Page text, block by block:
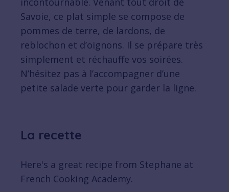
Savoie, ce plat simple se compose de
pommes de terre, de lardons, de
reblochon et d’oignons. Il se prépare très
simplement et réchauffe vos soirées.
N’hésitez pas à l’accompagner d’une
petite salade verte pour garder la ligne.
La recette
Here's a great recipe from Stephane at
French Cooking Academy.